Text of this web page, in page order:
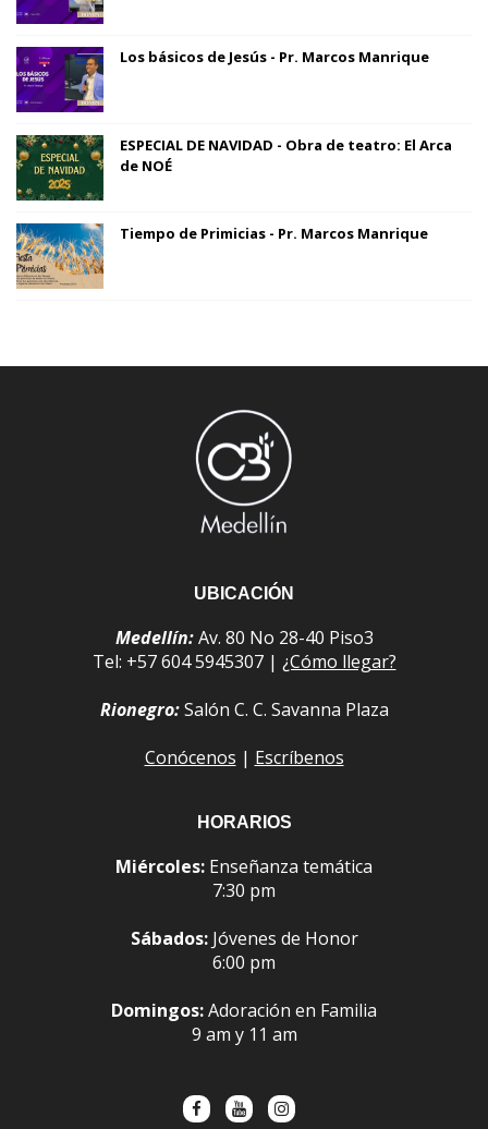
Los básicos de Jesús - Pr. Marcos Manrique
ESPECIAL DE NAVIDAD - Obra de teatro: El Arca
de NOÉ
Tiempo de Primicias - Pr. Marcos Manrique
UBICACIÓN
Medellín:Av. 80 No 28-40 Piso3
Tel: +57 604 5945307 | ¿Cómo llegar?
Rionegro:Salón C. C. Savanna Plaza
Conócenos | Escríbenos
HORARIOS
Miércoles: Enseñanza temática
7:30 pm
Sábados:Jóvenes de Honor
6:00 pm
Domingos:Adoración en Familia
9 am y 11 am